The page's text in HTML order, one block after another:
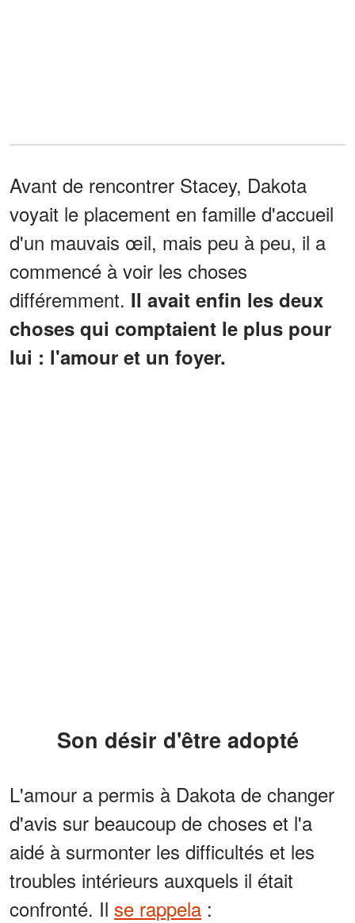
Avant de rencontrer Stacey, Dakota
voyait le placement en famille d'accueil
d'un mauvais œil, mais peu à peu, il a
commencé à voir les choses
différemment. Il avait enfin les deux
choses qui comptaient le plus pour
lui : l'amour et un foyer.
Son désir d'être adopté
L'amour a permis à Dakota de changer
d'avis sur beaucoup de choses et l'a
aidé à surmonter les difficultés et les
troubles intérieurs auxquels il était
confronté. Il se rappela :